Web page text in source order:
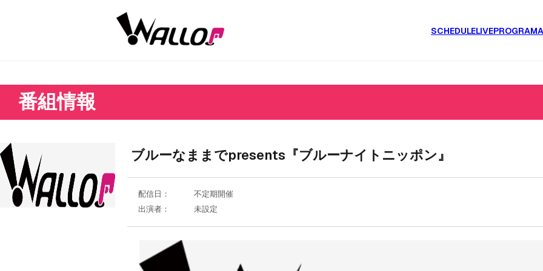
SCHEDULELIVEPROGRAM
番組情報
ブルーなままでpresents『ブルーナイトニッポン』
配信日：
不定期開催
出演者：
未設定